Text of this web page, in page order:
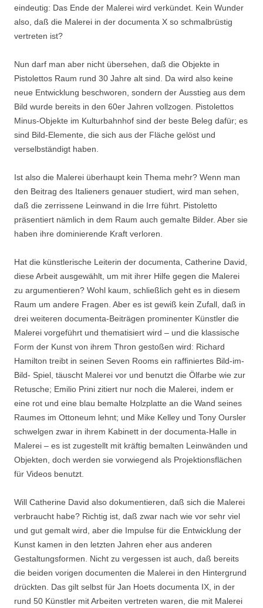
eindeutig: Das Ende der Malerei wird verkündet. Kein Wunder
also, daß die Malerei in der documenta X so schmalbrüstig
vertreten ist?
Nun darf man aber nicht übersehen, daß die Objekte in
Pistolettos Raum rund 30 Jahre alt sind. Da wird also keine
neue Entwicklung beschworen, sondern der Ausstieg aus dem
Bild wurde bereits in den 60er Jahren vollzogen. Pistolettos
Minus-Objekte im Kulturbahnhof sind der beste Beleg dafür; es
sind Bild-Elemente, die sich aus der Fläche gelöst und
verselbständigt haben.
Ist also die Malerei überhaupt kein Thema mehr? Wenn man
den Beitrag des Italieners genauer studiert, wird man sehen,
daß die zerrissene Leinwand in die Irre führt. Pistoletto
präsentiert nämlich in dem Raum auch gemalte Bilder. Aber sie
haben ihre dominierende Kraft verloren.
Hat die künstlerische Leiterin der documenta, Catherine David,
diese Arbeit ausgewählt, um mit ihrer Hilfe gegen die Malerei
zu argumentieren? Wohl kaum, schließlich geht es in diesem
Raum um andere Fragen. Aber es ist gewiß kein Zufall, daß in
drei weiteren documenta-Beiträgen prominenter Künstler die
Malerei vorgeführt und thematisiert wird – und die klassische
Form der Kunst von ihrem Thron gestoßen wird: Richard
Hamilton treibt in seinen Seven Rooms ein raffiniertes Bild-im-
Bild- Spiel, täuscht Malerei vor und benutzt die Ölfarbe wie zur
Retusche; Emilio Prini zitiert nur noch die Malerei, indem er
eine rot und eine blau bemalte Holzplatte an die Wand seines
Raumes im Ottoneum lehnt; und Mike Kelley und Tony Oursler
schwelgen zwar in ihrem Kabinett in der documenta-Halle in
Malerei – es ist zugestellt mit kräftig bemalten Leinwänden und
Objekten, doch werden sie vorwiegend als Projektionsflächen
für Videos benutzt.
Will Catherine David also dokumentieren, daß sich die Malerei
verbraucht habe? Richtig ist, daß zwar nach wie vor sehr viel
und gut gemalt wird, aber die Impulse für die Entwicklung der
Kunst kamen in den letzten Jahren eher aus anderen
Gestaltungsformen. Nicht zu vergessen ist auch, daß bereits
die beiden vorigen documenten die Malerei in den Hintergrund
drückten. Das gilt selbst für Jan Hoets documenta IX, in der
rund 50 Künstler mit Arbeiten vertreten waren, die mit Malerei